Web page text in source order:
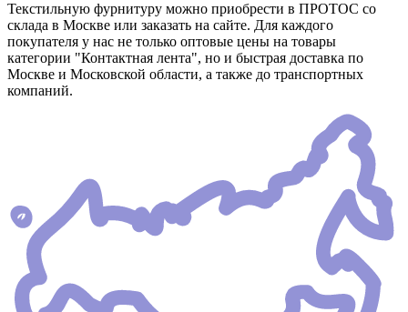
Текстильную фурнитуру можно приобрести в ПРОТОС со
склада в Москве или заказать на сайте. Для каждого
покупателя у нас не только оптовые цены на товары
категории "Контактная лента", но и быстрая доставка по
Москве и Московской области, а также до транспортных
компаний.